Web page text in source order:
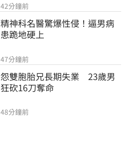
42分鐘前
精神科名醫驚爆性侵！逼男病
患跪地硬上
47分鐘前
怨雙胞胎兄長期失業　23歲男
狂砍16刀奪命
48分鐘前